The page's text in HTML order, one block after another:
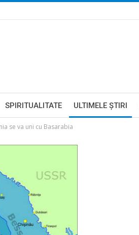
SPIRITUALITATE ULTIMELE ŞTIRI
se va uni cu Basarabia